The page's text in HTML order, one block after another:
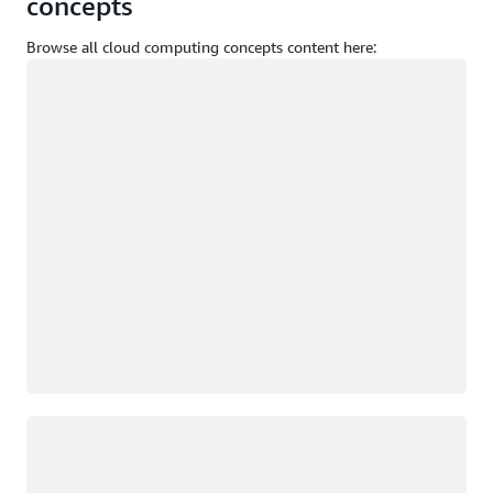
Browse all cloud computing concepts content here: